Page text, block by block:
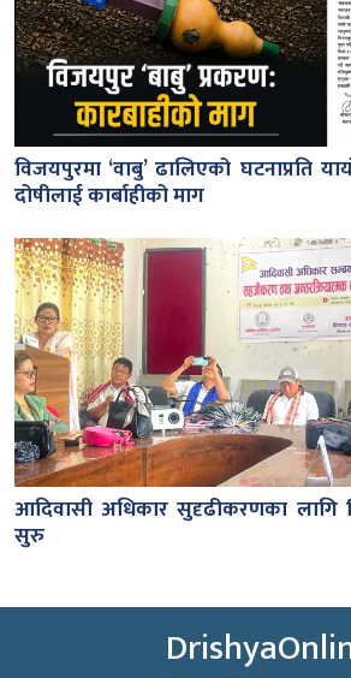
विजयपुरमा ‘वाबु’ ढालिएको घटनाप्रति
दोषीलाई कार्बाहीको माग
आदिवासी अधिकार सुदृढीकरणका लागि
सुरु